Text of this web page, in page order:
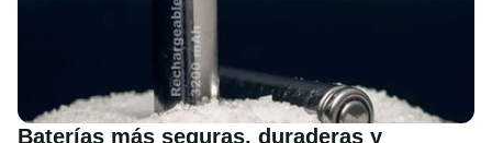
Baterías más seguras, duraderas y